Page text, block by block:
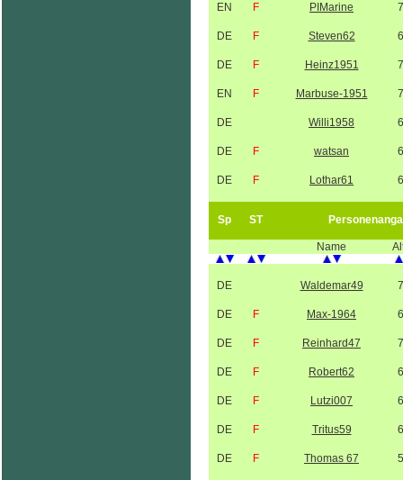
EN F PIMarine
DE F Steven62
DE F Heinz1951
EN F Marbuse-1951
DE Willi1958
DE F watsan
DE F Lothar61
Sp ST
Name
DE Waldemar49
DE F Max-1964
DE F Reinhard47
DE F Robert62
DE F Lutzi007
DE F Tritus59
DE F Thomas 67